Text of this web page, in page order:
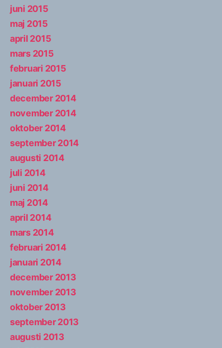
juni 2015
maj 2015
april 2015
mars 2015
februari 2015
januari 2015
december 2014
november 2014
oktober 2014
september 2014
augusti 2014
juli 2014
juni 2014
maj 2014
april 2014
mars 2014
februari 2014
januari 2014
december 2013
november 2013
oktober 2013
september 2013
augusti 2013